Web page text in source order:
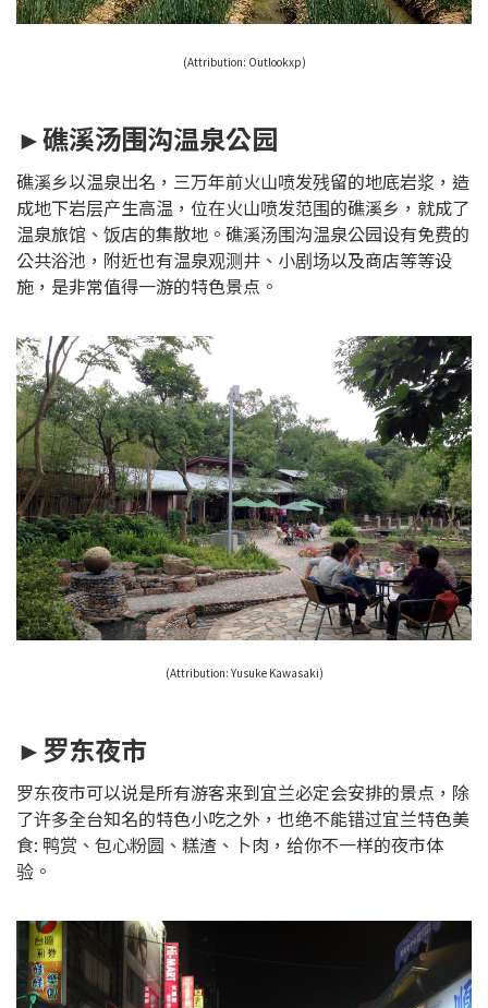
(Attribution: Outlookxp)
►礁溪汤围沟温泉公园
礁溪乡以温泉出名，三万年前火山喷发残留的地底岩浆，造
成地下岩层产生高温，位在火山喷发范围的礁溪乡，就成了
温泉旅馆、饭店的集散地。礁溪汤围沟温泉公园设有免费的
公共浴池，附近也有温泉观测井、小剧场以及商店等等设
施，是非常值得一游的特色景点。
(Attribution: Yusuke Kawasaki)
►罗东夜市
罗东夜市可以说是所有游客来到宜兰必定会安排的景点，除
了许多全台知名的特色小吃之外，也绝不能错过宜兰特色美
食: 鸭赏、包心粉圆、糕渣、卜肉，给你不一样的夜市体
验。